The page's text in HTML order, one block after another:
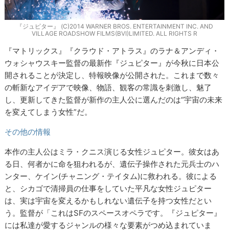
『ジュピター』 (C)2014 WARNER BROS. ENTERTAINMENT INC. AND
VILLAGE ROADSHOW FILMS(BVI)LIMITED. ALL RIGHTS R
『マトリックス』『クラウド・アトラス』のラナ＆アンディ・
ウォシャウスキー監督の最新作『ジュピター』が今秋に日本公
開されることが決定し、特報映像が公開された。これまで数々
の斬新なアイデアで映像、物語、観客の常識を刺激し、魅了
し、更新してきた監督が新作の主人公に選んだのは“宇宙の未来
を変えてしまう女性”だ。
その他の情報
本作の主人公はミラ・クニス演じる女性ジュピター。彼女はあ
る日、何者かに命を狙われるが、遺伝子操作された元兵士のハ
ンター、ケイン(チャニング・テイタム)に救われる。彼による
と、シカゴで清掃員の仕事をしていた平凡な女性ジュピター
は、実は宇宙を変えるかもしれない遺伝子を持つ女性だとい
う。監督が「これはSFのスペースオペラです。『ジュピター』
には私達が愛するジャンルの様々な要素がつめ込まれていま